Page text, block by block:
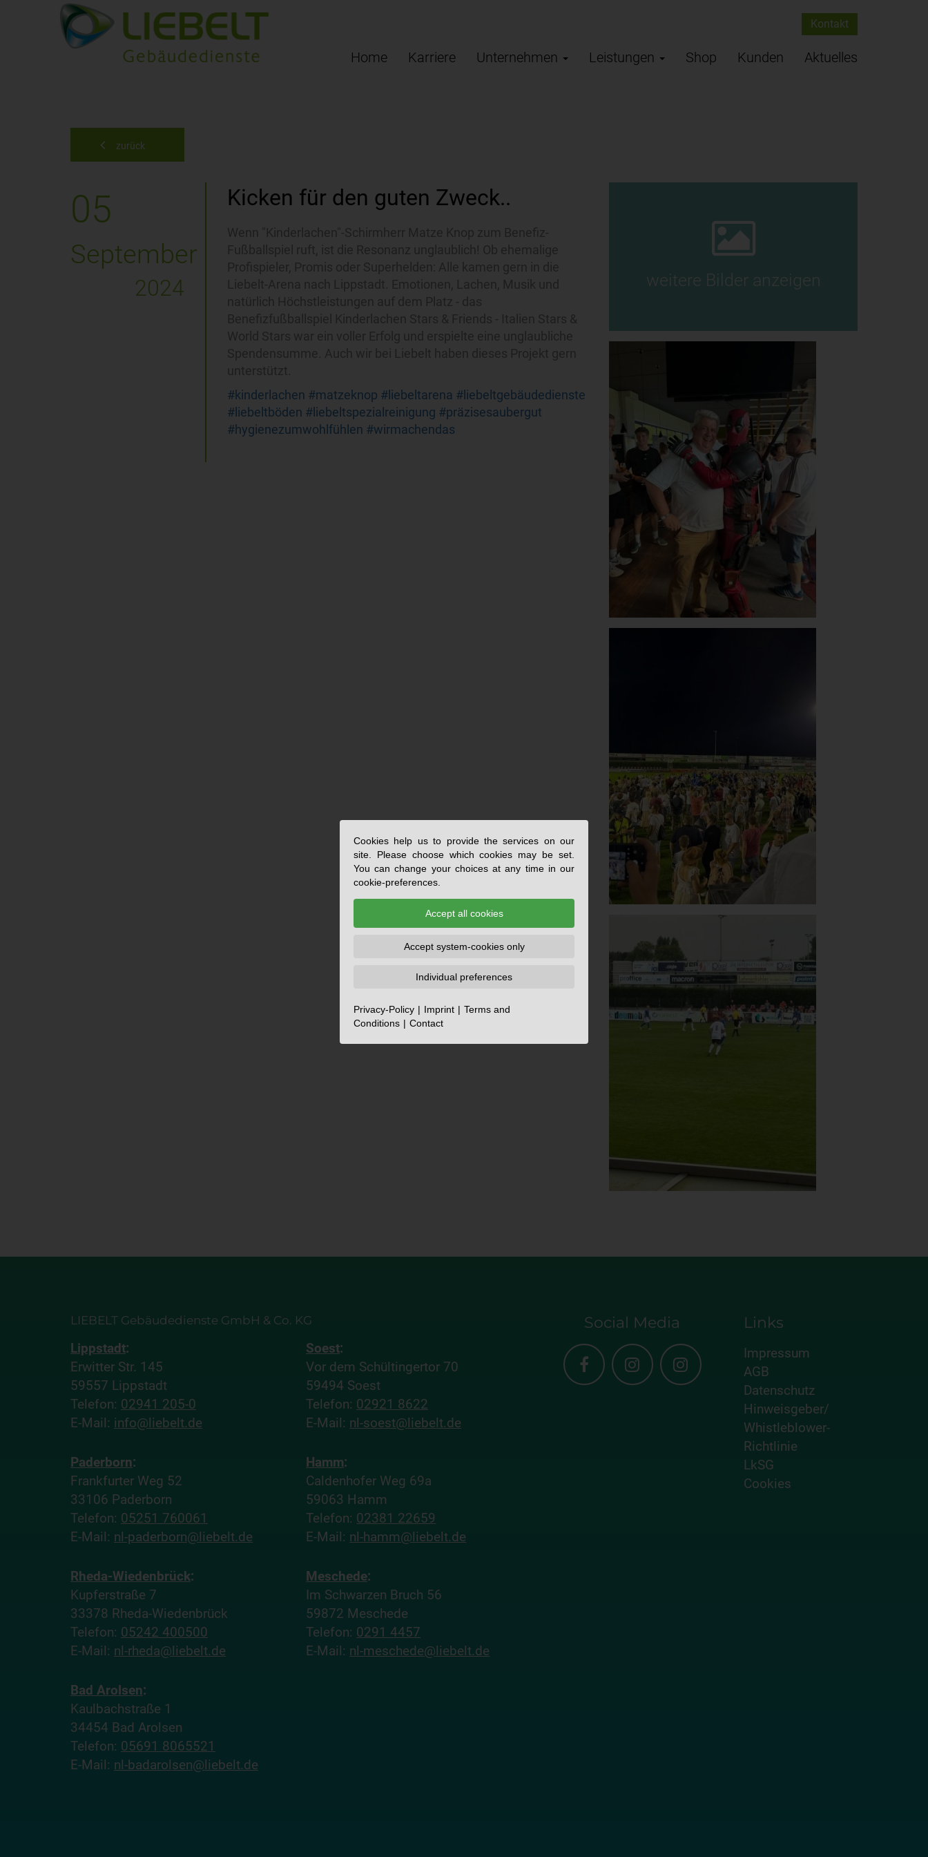
Kontakt
Home Karriere Unternehmen Leistungen Shop Kunden Aktuelles
zurück
05
September
2024
Kicken für den guten Zweck..
#kinderlachen #matzeknop #liebeltarena #liebeltgebäudedienste
#liebeltböden #liebeltspezialreinigung #präzisesaubergut
#hygienezumwohlfühlen #wirmachendas
weitere Bilder anzeigen
LIEBELT Gebäudedienste GmbH & Co. KG
Lippstadt:
Erwitter Str. 145
59557 Lippstadt
Telefon: 02941 205-0
E-Mail: info@liebelt.de
Soest:
Vor dem Schültingertor 70
59494 Soest
Telefon: 02921 8622
E-Mail: nl-soest@liebelt.de
Paderborn:
Frankfurter Weg 52
33106 Paderborn
Telefon: 05251 760061
E-Mail: nl-paderborn@liebelt.de
Hamm:
Caldenhofer Weg 69a
59063 Hamm
Telefon: 02381 22659
E-Mail: nl-hamm@liebelt.de
Rheda-Wiedenbrück:
Kupferstraße 7
33378 Rheda-Wiedenbrück
Telefon: 05242 400500
E-Mail: nl-rheda@liebelt.de
Meschede:
Im Schwarzen Bruch 56
59872 Meschede
Telefon: 0291 4457
E-Mail: nl-meschede@liebelt.de
Bad Arolsen:
Kaulbachstraße 1
34454 Bad Arolsen
Telefon: 05691 8065521
E-Mail: nl-badarolsen@liebelt.de
Social Media Links
Impressum
AGB
Datenschutz
Hinweisgeber/
Whistleblower-
Richtlinie
LkSG
Cookies
Cookies help us to provide the services on our
site. Please choose which cookies may be set.
You can change your choices at any time in our
cookie-preferences.
Accept all cookies
Accept system-cookies only
Individual preferences
Privacy-Policy Imprint
Terms and
Conditions
Contact